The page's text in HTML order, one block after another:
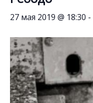
27 мая 2019 @ 18:30 -